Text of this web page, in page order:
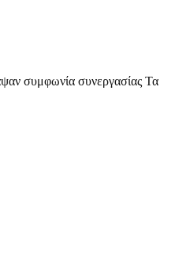
συμφωνία συνεργασίας Τα